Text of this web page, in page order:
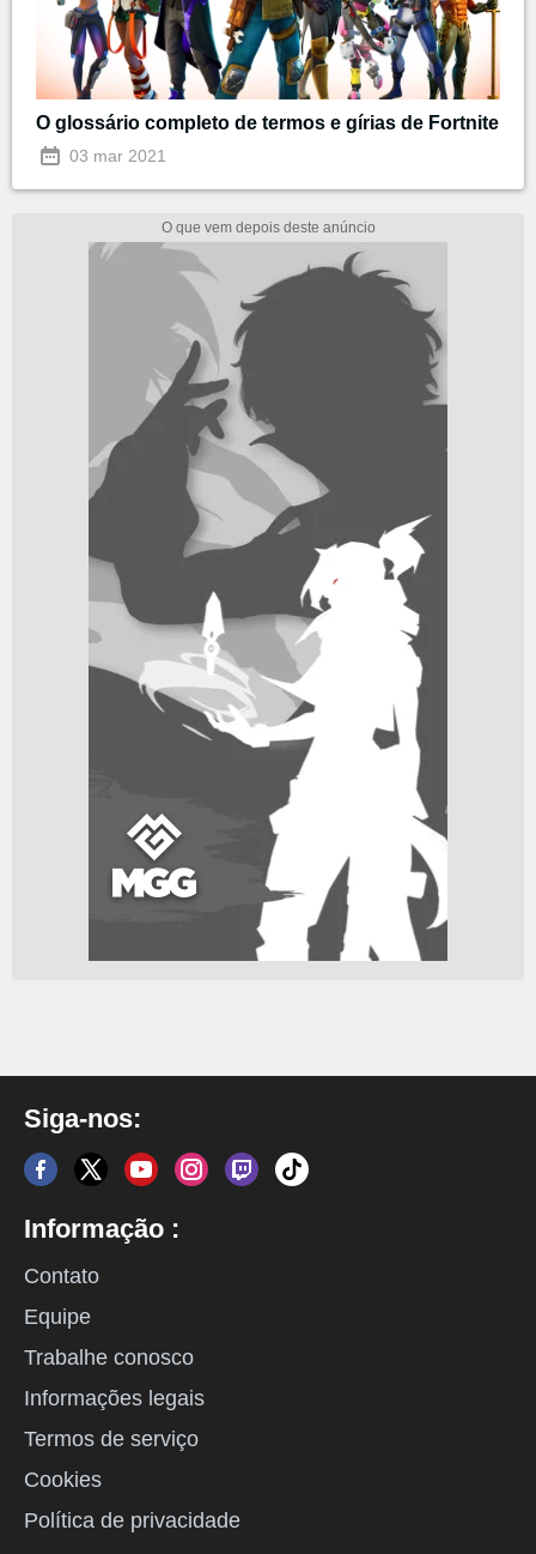
O glossário completo de termos e gírias de Fortnite
03 mar 2021
Siga-nos:
Informação :
Contato
Equipe
Trabalhe conosco
Informações legais
Termos de serviço
Cookies
Política de privacidade